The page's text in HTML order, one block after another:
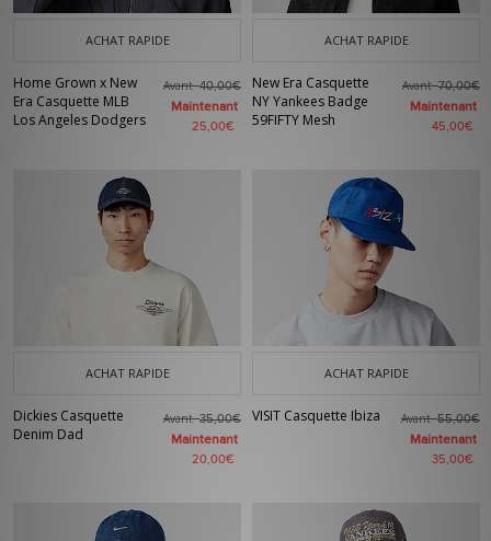
ACHAT RAPIDE
Home Grown x New
Era Casquette MLB
Los Angeles Dodgers
Avant40,00€
Maintenant
25,00€
ACHAT RAPIDE
New Era Casquette
NY Yankees Badge
59FIFTY Mesh
Avant70,00€
Maintenant
45,00€
ACHAT RAPIDE
Dickies Casquette
Denim Dad
Avant35,00€
Maintenant
20,00€
ACHAT RAPIDE
VISIT Casquette Ibiza Avant55,00€
Maintenant
35,00€